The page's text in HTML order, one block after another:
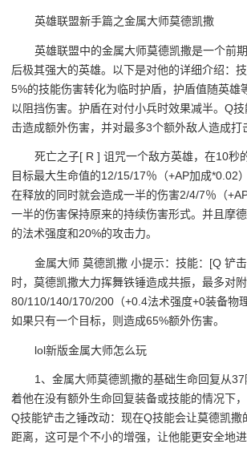
英雄联盟新手篇之金属大师莫德凯撒
英雄联盟中的金属大师莫德凯撒是一个前
后极其强大的英雄。以下是对他的详细介绍：
5%的技能伤害转化为临时护盾，护盾值随英雄
以阻挡伤害。护盾在对付小兵时效果减半。Q
击造成额外伤害，并对最多3个额外敌人造成打
死亡之子[ R ] 诅咒一个敌方英雄，在10秒
目标最大生命值的12/15/17％（+AP加成*0.02
在释放的同时就会造成一半的伤害2/4/7％（
一半的伤害保持原来的持续伤害形式。并且摩
的法术强度和20%的攻击力。
金属大师 莫德凯撒 小提示：技能：[Q 铲
时，莫德凯撒大力挥舞铁锤造成共振，最多对
80/110/140/170/200（+0.4法术强度+0装备物
如果只有一个目标，则造成65%额外伤害。
lol新版金属大师怎么玩
1、金属大师莫德凯撒的基础生命回复从
着他在没有额外生命回复装备或技能的情况下，
Q技能铲击之锤改动：现在Q技能会让莫德凯撒
距离，这可是个不小的增强，让他能更安全地进